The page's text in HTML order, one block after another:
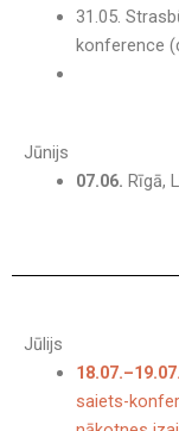
31.05.
konference
Jūnijs
07.06. Rīgā,
Jūlijs
18.07.–19.07.
saiets-